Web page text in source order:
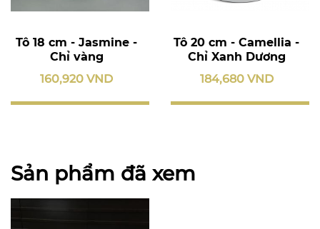
Tô 18 cm - Jasmine -
Chỉ vàng
160,920 VND
Tô 20 cm - Camellia -
Chỉ Xanh Dương
184,680 VND
Sản phẩm đã xem